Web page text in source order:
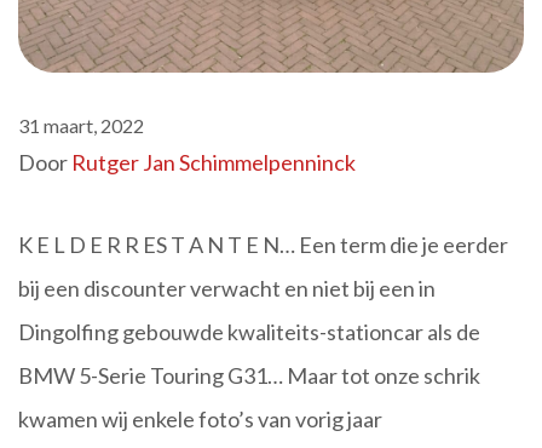
31 maart, 2022
Door Rutger Jan Schimmelpenninck
K E L D E R R ES T A N T E N… Een term die je eerder
bij een discounter verwacht en niet bij een in
Dingolfing gebouwde kwaliteits-stationcar als de
BMW 5-Serie Touring G31… Maar tot onze schrik
kwamen wij enkele foto’s van vorig jaar